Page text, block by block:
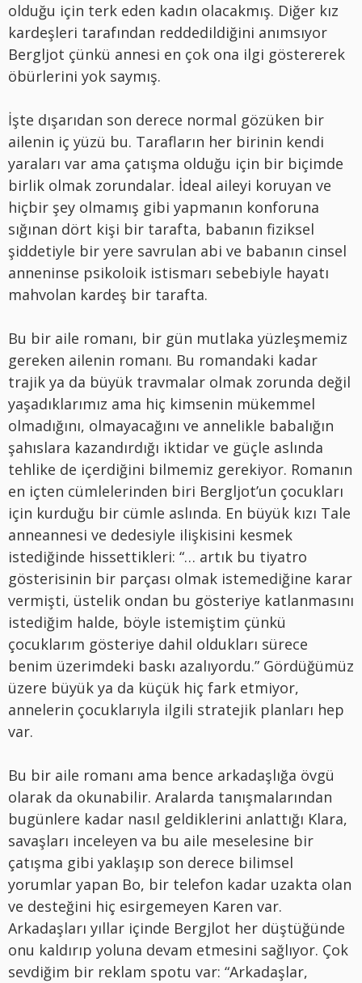
olduğu için terk eden kadın olacakmış. Diğer kız
kardeşleri tarafından reddedildiğini anımsıyor
Bergljot çünkü annesi en çok ona ilgi göstererek
öbürlerini yok saymış.
İşte dışarıdan son derece normal gözüken bir
ailenin iç yüzü bu. Tarafların her birinin kendi
yaraları var ama çatışma olduğu için bir biçimde
birlik olmak zorundalar. İdeal aileyi koruyan ve
hiçbir şey olmamış gibi yapmanın konforuna
sığınan dört kişi bir tarafta, babanın fiziksel
şiddetiyle bir yere savrulan abi ve babanın cinsel
anneninse psikoloik istismarı sebebiyle hayatı
mahvolan kardeş bir tarafta.
Bu bir aile romanı, bir gün mutlaka yüzleşmemiz
gereken ailenin romanı. Bu romandaki kadar
trajik ya da büyük travmalar olmak zorunda değil
yaşadıklarımız ama hiç kimsenin mükemmel
olmadığını, olmayacağını ve annelikle babalığın
şahıslara kazandırdığı iktidar ve güçle aslında
tehlike de içerdiğini bilmemiz gerekiyor. Romanın
en içten cümlelerinden biri Bergljot’un çocukları
için kurduğu bir cümle aslında. En büyük kızı Tale
anneannesi ve dedesiyle ilişkisini kesmek
istediğinde hissettikleri: “… artık bu tiyatro
gösterisinin bir parçası olmak istemediğine karar
vermişti, üstelik ondan bu gösteriye katlanmasını
istediğim halde, böyle istemiştim çünkü
çocuklarım gösteriye dahil oldukları sürece
benim üzerimdeki baskı azalıyordu.” Gördüğümüz
üzere büyük ya da küçük hiç fark etmiyor,
annelerin çocuklarıyla ilgili stratejik planları hep
var.
Bu bir aile romanı ama bence arkadaşlığa övgü
olarak da okunabilir. Aralarda tanışmalarından
bugünlere kadar nasıl geldiklerini anlattığı Klara,
savaşları inceleyen va bu aile meselesine bir
çatışma gibi yaklaşıp son derece bilimsel
yorumlar yapan Bo, bir telefon kadar uzakta olan
ve desteğini hiç esirgemeyen Karen var.
Arkadaşları yıllar içinde Bergjlot her düştüğünde
onu kaldırıp yoluna devam etmesini sağlıyor. Çok
sevdiğim bir reklam spotu var: “Arkadaşlar,